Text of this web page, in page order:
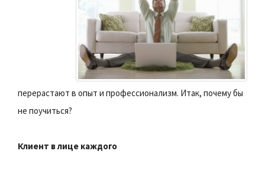
перерастают в опыт и профессионализм. Итак, почему бы
не поучиться?
Клиент в лице каждого